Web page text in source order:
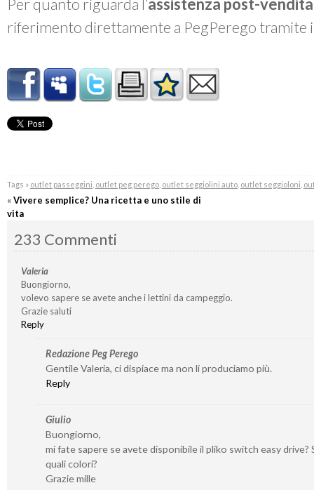
riferimento direttamente a PegPerego tramite
Tags » outlet passeggini outlet peg perego, outlet seggiolini auto, outlet seggioloni
«Vivere semplice? Una ricetta e uno stile di
vita
233 Commenti
Valeria
Buongiorno,
volevo sapere se avete anche i lettini da campeggio.
Grazie saluti
Reply
Redazione Peg Perego
Gentile Valeria, ci dispiace ma non li produciamo più.
Reply
Giulio
Buongiorno,
mi fate sapere se avete disponibile il pliko switch easy drive?
quali colori?
Grazie mille